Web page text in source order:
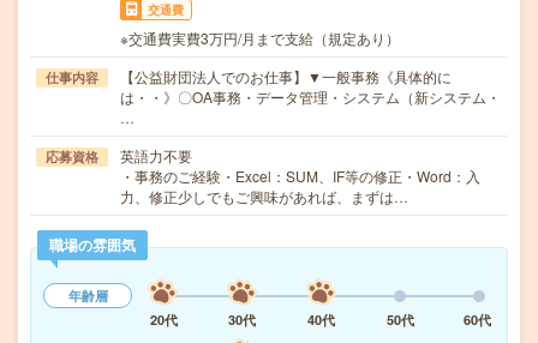
交通費
※交通費実費3万円/月まで支給（規定あり）
仕事内容
【公益財団法人でのお仕事】▼一般事務《具体的に
は・・》〇OA事務・データ管理・システム（新システム・
…
応募資格
英語力不要
・事務のご経験・Excel：SUM、IF等の修正・Word：入
力、修正少しでもご興味があれば、まずは…
職場の雰囲気
年齢層
20代
30代 40代 50代
60代